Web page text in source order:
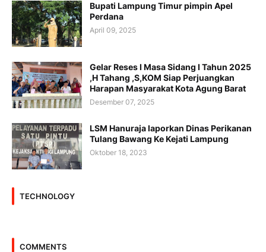
Bupati Lampung Timur pimpin Apel
Perdana
April 09, 2025
Gelar Reses I Masa Sidang I Tahun 2025
,H Tahang ,S,KOM Siap Perjuangkan
Harapan Masyarakat Kota Agung Barat
Desember 07, 2025
LSM Hanuraja laporkan Dinas Perikanan
Tulang Bawang Ke Kejati Lampung
Oktober 18, 2023
TECHNOLOGY
COMMENTS